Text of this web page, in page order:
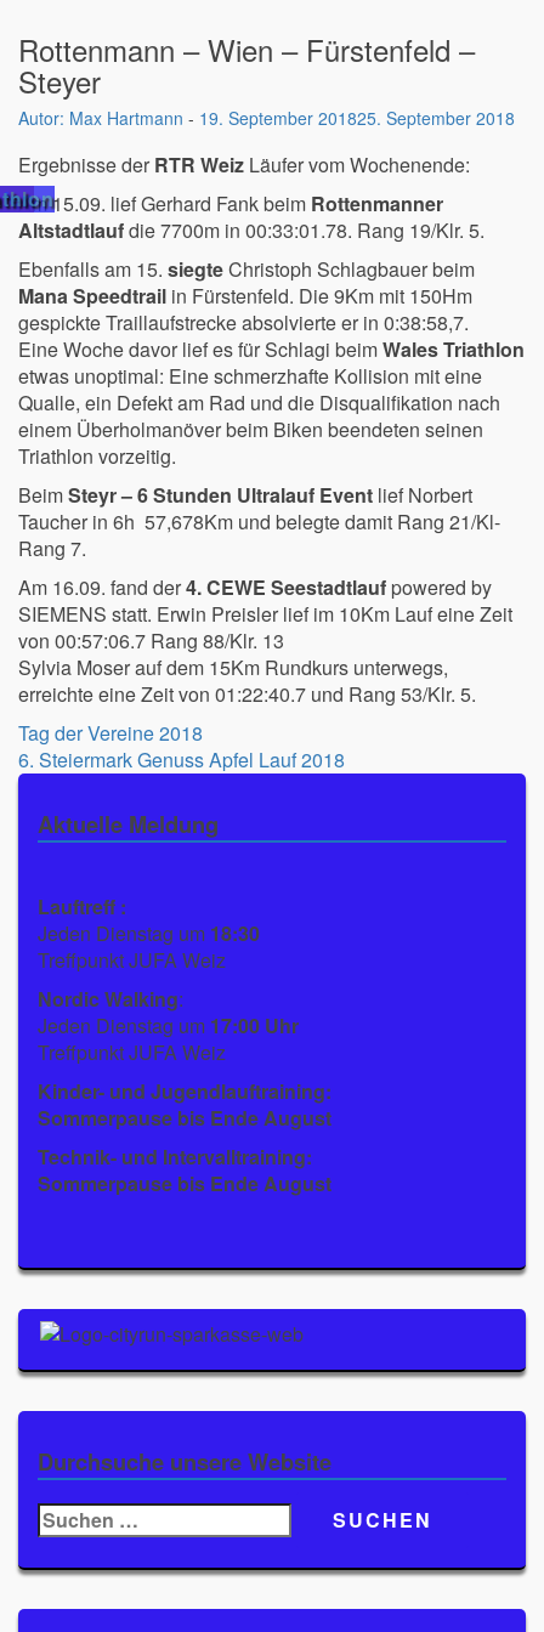
Rottenmann – Wien – Fürstenfeld –
Steyer
Max Hartmann - 19. September 201825. September 2018
Ergebnisse der RTR Weiz Läufer vom Wochenende:
Am 15.09. lief Gerhard Fank beim Rottenmanner
Altstadtlaufdie 7700m in 00:33:01.78. Rang 19/Klr. 5.
Ebenfalls am 15. siegteChristoph Schlagbauer beim
Mana Speedtrail in Fürstenfeld. Die 9Km mit 150Hm
gespickte Traillaufstrecke absolvierte er in 0:38:58,7.
Eine Woche davor lief es für Schlagi beimWales Triathlon
etwas unoptimal: Eine schmerzhafte Kollision mit eine
Qualle, ein Defekt am Rad und die Disqualifikation nach
einem Überholmanöver beim Biken beendeten seinen
Triathlon vorzeitig.
BeimSteyr – 6 Stunden Ultralauf Event lief Norbert
Taucher in 6h 57,678Km und belegte damit Rang 21/Kl-
Rang 7.
Am 16.09. fand der4. CEWE Seestadtlauf powered by
SIEMENS statt. Erwin Preisler lief im 10Km Lauf eine Zeit
von 00:57:06.7 Rang 88/Klr. 13
Sylvia Moser auf dem 15Km Rundkurs unterwegs,
erreichte eine Zeit von 01:22:40.7 und Rang 53/Klr. 5.
Beitragsnavigation
Tag der Vereine 2018
6. Steiermark Genuss Apfel Lauf 2018
Aktuelle Meldung
Lauftreff :
Jeden Dienstag um 18:30
Treffpunkt JUFA Weiz
Nordic Walking:
Jeden Dienstag um 17:00 Uhr
Treffpunkt JUFA Weiz
Kinder- und Jugendlauftraining:
Sommerpause bis Ende August
Technik- und Intervalltraining:
Sommerpause bis Ende August
Durchsuche unsere Website
Suchen
nach: